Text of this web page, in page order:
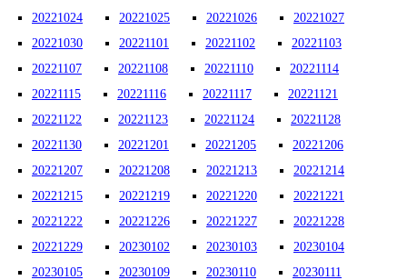
20221024
20221025 20221026
20221027
20221030
20221101 20221102
20221103
20221107
20221108 20221110
20221114
20221115
20221116 20221117
20221121
20221122
20221123 20221124
20221128
20221130
20221201 20221205
20221206
20221207
20221208 20221213
20221214
20221215
20221219 20221220
20221221
20221222
20221226 20221227
20221228
20221229
20230102 20230103
20230104
20230105
20230109 20230110 20230111